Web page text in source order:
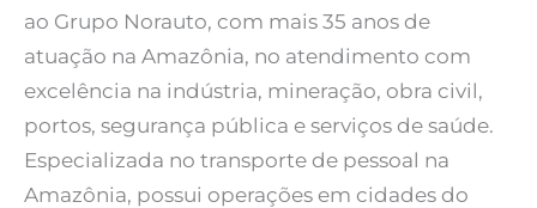
ao Grupo Norauto, com mais 35 anos de
atuação na Amazônia, no atendimento com
excelência na indústria, mineração, obra civil,
portos, segurança pública e serviços de saúde.
Especializada no transporte de pessoal na
Amazônia, possui operações em cidades do